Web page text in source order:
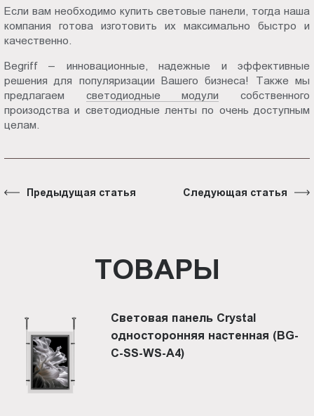
Если вам необходимо купить световые панели, тогда наша
компания готова изготовить их максимально быстро и
качественно.
Begriff – инновационные, надежные и эффективные
решения для популяризации Вашего бизнеса! Также мы
предлагаем светодиодные модули собственного
произодства и светодиодные ленты по очень доступным
целам.
Предыдущая статья Следующая статья
ТОВАРЫ
Световая панель Crystal
односторонняя настенная (BG-
C-SS-WS-A4)